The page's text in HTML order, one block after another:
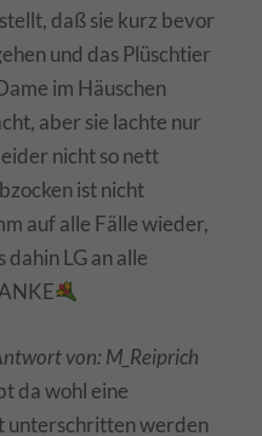
daß sie kurz bevor
und das Plüschtier
im Häuschen
aber sie lachte nur
nicht so nett
ist nicht
auf alle Fälle wieder,
dahin LG an alle
von: M_Reiprich
da wohl eine
unterschritten werden